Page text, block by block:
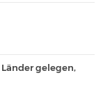
gelegen,